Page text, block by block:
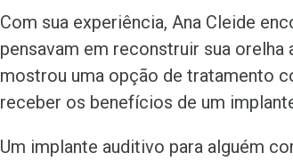
Com sua experiência, Ana Cleide
pensavam em reconstruir sua
mostrou uma opção de tratamento
receber os benefícios de um
Um implante auditivo para alguém